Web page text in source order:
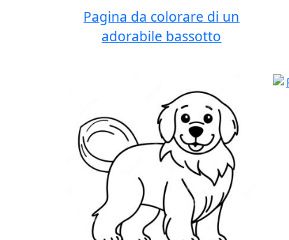
Pagina da colorare di un
adorabile bassotto